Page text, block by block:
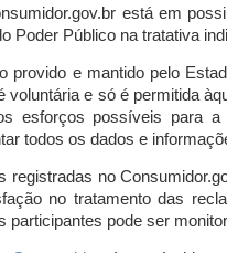
está em
Poder Público na tratativa
provido e mantido pelo
voluntária e só é permitida
esforços possíveis para
todos os dados e
registradas no
no tratamento das
participantes pode ser